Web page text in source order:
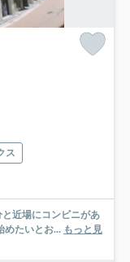
ス
近場にコンビニがあ
めたいとお... もっと見